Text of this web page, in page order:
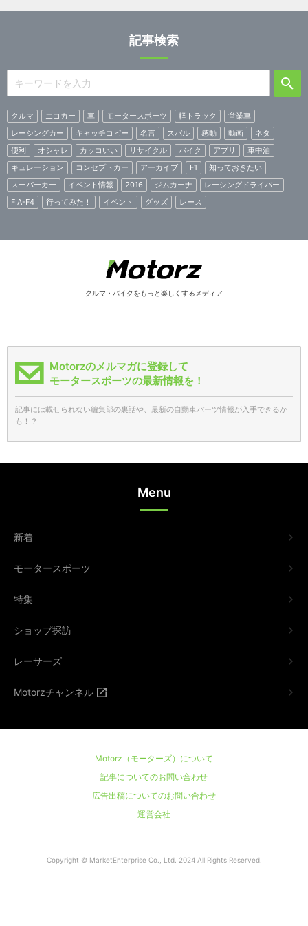
記事検索
クルマ エコカー 車 モータースポーツ 軽トラック
営業車
レーシングカー
キャッチコピー 名言 スバル 感動 動画
ネタ
便利
オシャレ カッコいい リサイクル バイク アプリ
車中泊
キュレーション
コンセプトカー アーカイブ F1
知っておきたい
スーパーカー
イベント情報 2016 ジムカーナ
レーシングドライバー
FIA-F4
行ってみた！ イベント グッズ レース
クルマ・バイクをもっと楽しくするメディア
Motorzのメルマガに登録して
モータースポーツの最新情報を！
記事には載せられない編集部の裏話や、最新の自動車パーツ情報が入手できるか
も！？
Menu
新着
モータースポーツ
特集
ショップ探訪
レーサーズ
Motorzチャンネル
Motorz（モーターズ）について
記事についてのお問い合わせ
広告出稿についてのお問い合わせ
運営会社
Copyright © MarketEnterprise Co., Ltd. 2024 All Rights Reserved.